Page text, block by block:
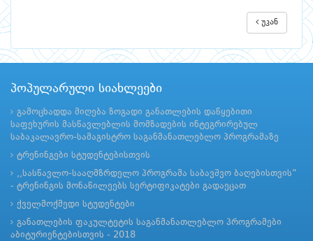
უკან
პოპულარული სიახლეები
გამოცხადდა მიღება ზოგადი განათლების დაწყებითი
საფეხურის მასწავლებლის მომზადების ინტეგრირებულ
საბაკალავრო-სამაგისტრო საგანმანათლებლო პროგრამაზე
ტრენინგები სტუდენტებისთვის
,,სასწავლო-სააღმზრდელო პროგრამა საბავშვო ბაღებისთვის“
- ტრენინგის მონაწილეებს სერტიფიკატები გადაეცათ
ქველმოქმედი სტუდენტები
განათლების ფაკულტეტის საგანმანათლებლო პროგრამები
აბიტურიენტებისთვის - 2018